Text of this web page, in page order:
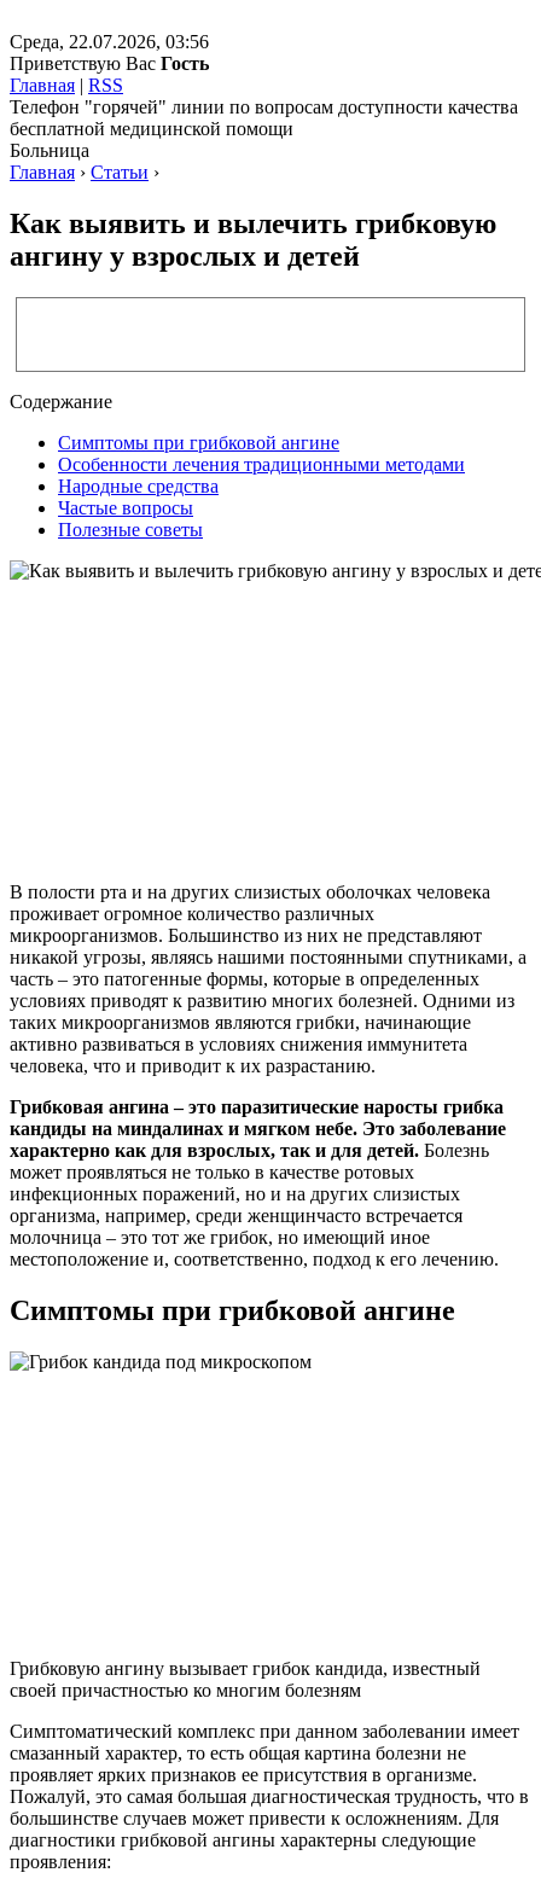
Среда, 22.07.2026, 03:56
Приветствую Вас Гость
Главная | RSS
Телефон "горячей" линии по вопросам доступности качества
бесплатной медицинской помощи
Больница
Главная › Статьи ›
Как выявить и вылечить грибковую
ангину у взрослых и детей
Содержание
Симптомы при грибковой ангине
Особенности лечения традиционными методами
Народные средства
Частые вопросы
Полезные советы
В полости рта и на других слизистых оболочках человека
проживает огромное количество различных
микроорганизмов. Большинство из них не представляют
никакой угрозы, являясь нашими постоянными спутниками, а
часть – это патогенные формы, которые в определенных
условиях приводят к развитию многих болезней. Одними из
таких микроорганизмов являются грибки, начинающие
активно развиваться в условиях снижения иммунитета
человека, что и приводит к их разрастанию.
Грибковая ангина – это паразитические наросты грибка
кандиды на миндалинах и мягком небе. Это заболевание
характерно как для взрослых, так и для детей. Болезнь
может проявляться не только в качестве ротовых
инфекционных поражений, но и на других слизистых
организма, например, среди женщинчасто встречается
молочница – это тот же грибок, но имеющий иное
местоположение и, соответственно, подход к его лечению.
Симптомы при грибковой ангине
Грибковую ангину вызывает грибок кандида, известный
своей причастностью ко многим болезням
Симптоматический комплекс при данном заболевании имеет
смазанный характер, то есть общая картина болезни не
проявляет ярких признаков ее присутствия в организме.
Пожалуй, это самая большая диагностическая трудность, что в
большинстве случаев может привести к осложнениям. Для
диагностики грибковой ангины характерны следующие
проявления: